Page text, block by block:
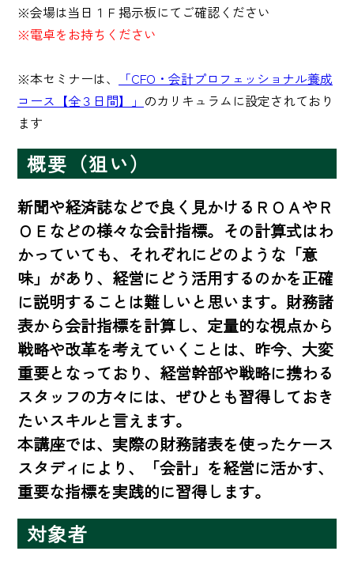
※電卓をお持ちください
※本セミナーは、
「CFO・会計プロフェッショナル養成
コース【全３日間】」 のカリキュラムに設定されており
ます
概要（狙い）
新聞や経済誌などで良く見かけるＲＯＡやＲ
ＯＥなどの様々な会計指標。その計算式はわ
かっていても、それぞれにどのような「意
味」があり、経営にどう活用するのかを正確
に説明することは難しいと思います。財務諸
表から会計指標を計算し、定量的な視点から
戦略や改革を考えていくことは、昨今、大変
重要となっており、経営幹部や戦略に携わる
スタッフの方々には、ぜひとも習得しておき
たいスキルと言えます。
本講座では、実際の財務諸表を使ったケース
スタディにより、「会計」を経営に活かす、
重要な指標を実践的に習得します。
対象者